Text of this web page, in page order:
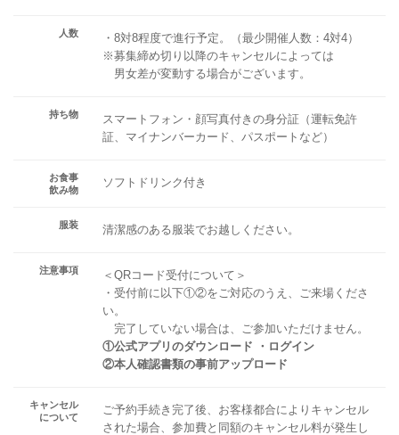
人数
・8対8程度で進行予定。（最少開催人数：4対4）
※募集締め切り以降のキャンセルによっては
男女差が変動する場合がございます。
持ち物
スマートフォン・顔写真付きの身分証（運転免許
証、マイナンバーカード、パスポートなど）
お食事
飲み物
ソフトドリンク付き
服装 清潔感のある服装でお越しください。
注意事項
＜QRコード受付について＞
・受付前に以下①②をご対応のうえ、ご来場くださ
い。
完了していない場合は、ご参加いただけません。
①公式アプリのダウンロード ・ログイン
②本人確認書類の事前アップロード
キャンセル
について
ご予約手続き完了後、お客様都合によりキャンセル
された場合、参加費と同額のキャンセル料が発生し